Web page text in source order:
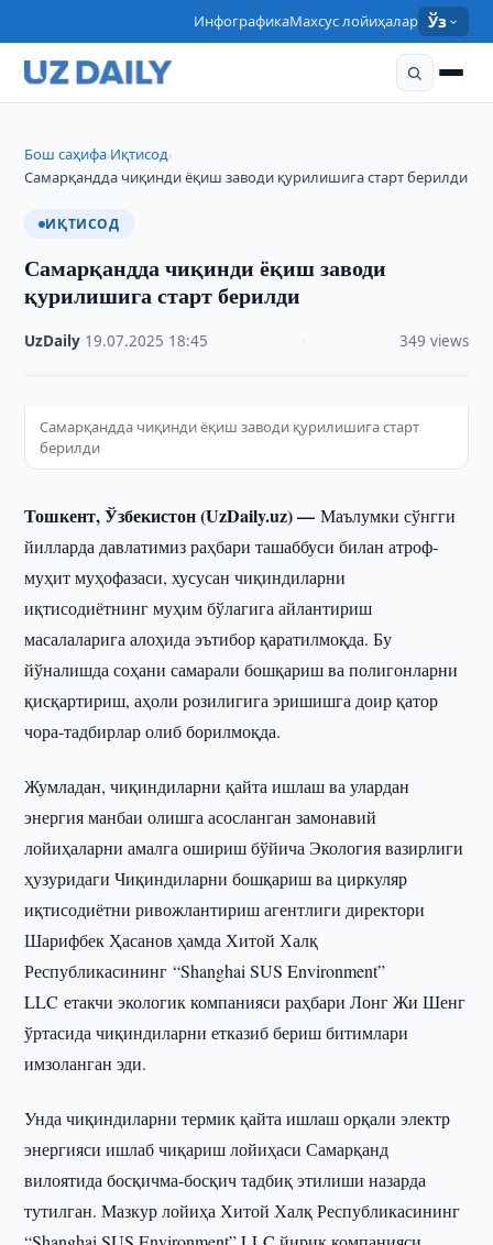
ИнфографикаМахсус лойиҳалар Ўз
Бош саҳифа›Иқтисод›
Самарқандда чиқинди ёқиш заводи қурилишига старт берилди
ИҚТИСОД
Самарқандда чиқинди ёқиш заводи
қурилишига старт берилди
UzDaily 19.07.2025 18:45 349 views
Самарқандда чиқинди ёқиш заводи қурилишига старт
берилди
Тошкент, Ўзбекистон (UzDaily.uz) —Маълумки сўнгги
йилларда давлатимиз раҳбари ташаббуси билан атроф-
муҳит муҳофазаси, хусусан чиқиндиларни
иқтисодиётнинг муҳим бўлагига айлантириш
масалаларига алоҳида эътибор қаратилмоқда. Бу
йўналишда соҳани самарали бошқариш ва полигонларни
қисқартириш, аҳоли розилигига эришишга доир қатор
чора-тадбирлар олиб борилмоқда.
Жумладан, чиқиндиларни қайта ишлаш ва улардан
энергия манбаи олишга асосланган замонавий
лойиҳаларни амалга ошириш бўйича Экология вазирлиги
ҳузуридаги Чиқиндиларни бошқариш ва циркуляр
иқтисодиётни ривожлантириш агентлиги директори
Шарифбек Ҳасанов ҳамда Хитой Халқ
Республикасининг “Shanghai SUS Environment”
LLC етакчи экологик компанияси раҳбари Лонг Жи Шенг
ўртасида чиқиндиларни етказиб бериш битимлари
имзоланган эди.
Унда чиқиндиларни термик қайта ишлаш орқали электр
энергияси ишлаб чиқариш лойиҳаси Самарқанд
вилоятида босқичма-босқич тадбиқ этилиши назарда
тутилган. Мазкур лойиҳа Хитой Халқ Республикасининг